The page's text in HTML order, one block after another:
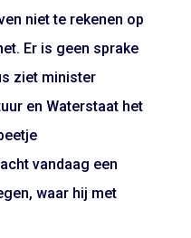
niet te rekenen op
Er is geen sprake
ziet minister
en Waterstaat het
vandaag een
waar hij met